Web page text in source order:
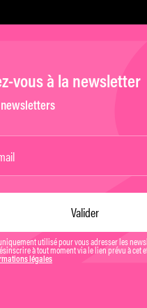
vous à la newsletter
utilisé pour vous adresser les
à tout moment via le lien prévu à cet
légales